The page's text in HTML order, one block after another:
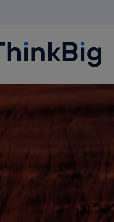
Blogthinkbig.com